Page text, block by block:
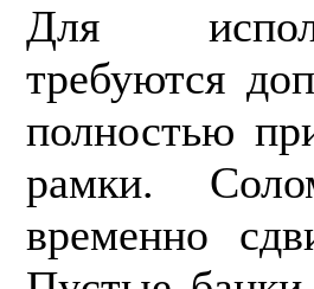
Для
требуются
полностью
рамки.
временно